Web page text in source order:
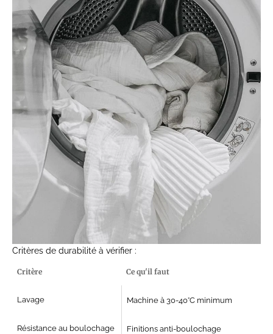
Critères de durabilité à vérifier :
Critère Ce qu'il faut
Lavage Machine à 30-40°C minimum
Résistance au boulochage Finitions anti-boulochage